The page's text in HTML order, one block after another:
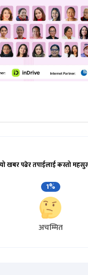
यो खबर पढेर तपाईलाई कस्तो
1%
अचम्मित